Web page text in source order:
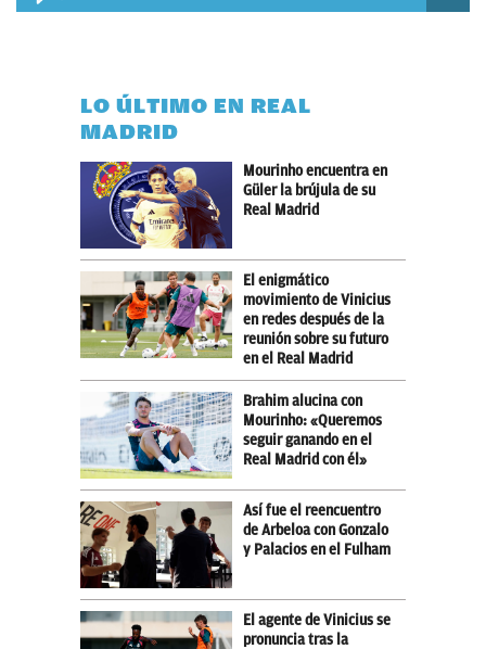
LO ÚLTIMO EN REAL
MADRID
Mourinho encuentra en
Güler la brújula de su
Real Madrid
El enigmático
movimiento de Vinicius
en redes después de la
reunión sobre su futuro
en el Real Madrid
Brahim alucina con
Mourinho: «Queremos
seguir ganando en el
Real Madrid con él»
Así fue el reencuentro
de Arbeloa con Gonzalo
y Palacios en el Fulham
El agente de Vinicius se
pronuncia tras la